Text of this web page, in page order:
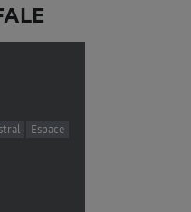
Espace